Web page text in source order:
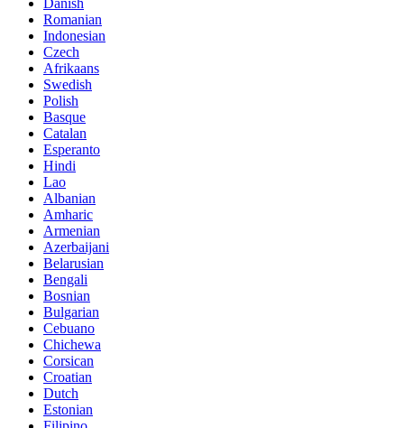
Danish
Romanian
Indonesian
Czech
Afrikaans
Swedish
Polish
Basque
Catalan
Esperanto
Hindi
Lao
Albanian
Amharic
Armenian
Azerbaijani
Belarusian
Bengali
Bosnian
Bulgarian
Cebuano
Chichewa
Corsican
Croatian
Dutch
Estonian